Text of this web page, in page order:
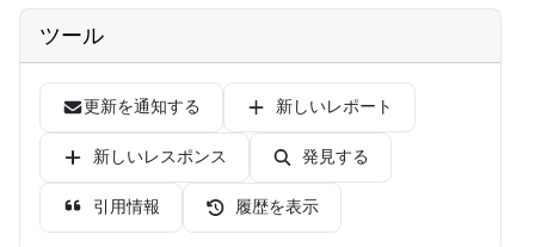
ツール
更新を通知する 新しいレポート
新しいレスポンス 発見する
引用情報 履歴を表示